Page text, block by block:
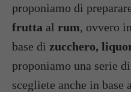
proponiamo di
frutta al rum, ovvero
base di zucchero,
proponiamo una serie
scegliete anche in base